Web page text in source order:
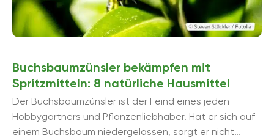
Buchsbaumzünsler bekämpfen mit
Spritzmitteln: 8 natürliche Hausmittel
Der Buchsbaumzünsler ist der Feind eines jeden
Hobbygärtners und Pflanzenliebhaber. Hat er sich auf
einem Buchsbaum niedergelassen, sorgt er nicht